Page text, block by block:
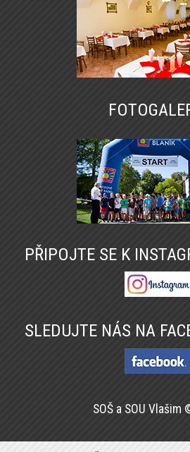
PŘIPOJTE SE K
SLEDUJTE NÁS NA
SOŠ a SOU Vlašim